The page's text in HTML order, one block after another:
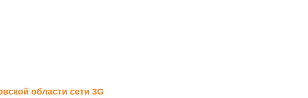
области сети 3G